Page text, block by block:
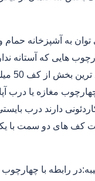
توان به آشپزخانه
هایی که آستانه
نصب می
مغازه یا درب
دارند درب
کف های دو سمت با
رابطه با چهارچوب